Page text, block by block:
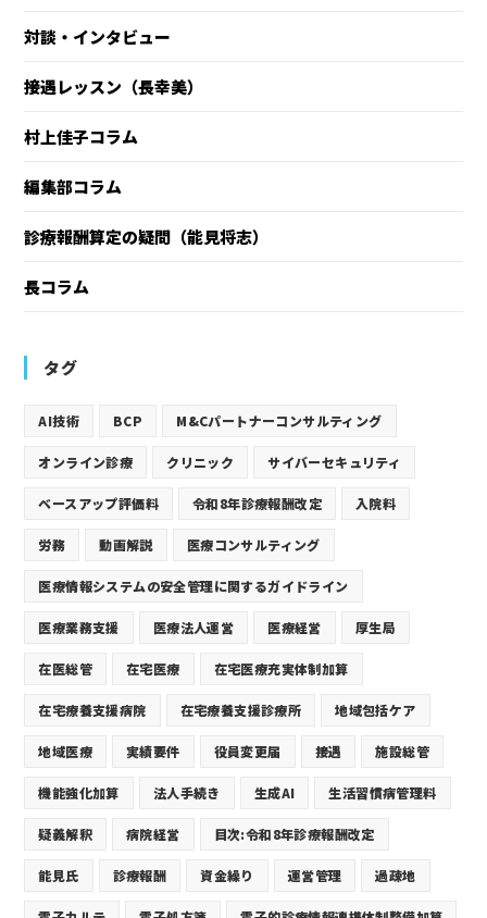
対談・インタビュー
接遇レッスン（長幸美）
村上佳子コラム
編集部コラム
診療報酬算定の疑問（能見将志）
長コラム
タグ
AI技術 BCP M&Cパートナーコンサルティング
オンライン診療 クリニック サイバーセキュリティ
ベースアップ評価料 令和8年診療報酬改定 入院料
労務 動画解説 医療コンサルティング
医療情報システムの安全管理に関するガイドライン
医療業務支援 医療法人運営 医療経営 厚生局
在医総管 在宅医療 在宅医療充実体制加算
在宅療養支援病院 在宅療養支援診療所 地域包括ケア
地域医療 実績要件 役員変更届 接遇 施設総管
機能強化加算 法人手続き 生成AI 生活習慣病管理料
疑義解釈 病院経営 目次:令和8年診療報酬改定
能見氏 診療報酬 資金繰り 運営管理 過疎地